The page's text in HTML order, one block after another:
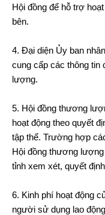
Hội đồng để hỗ trợ
bên.
4. Đại diện Ủy ban
cung cấp các thông tin
lượng.
5. Hội đồng thương
hoạt động theo quyết
tập thể. Trường hợp
Hội đồng thương
tỉnh xem xét, quyết
6. Kinh phí hoạt động
người sử dụng lao